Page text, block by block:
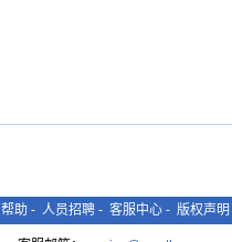
帮助 - 人员招聘 - 客服中心 - 版权声明